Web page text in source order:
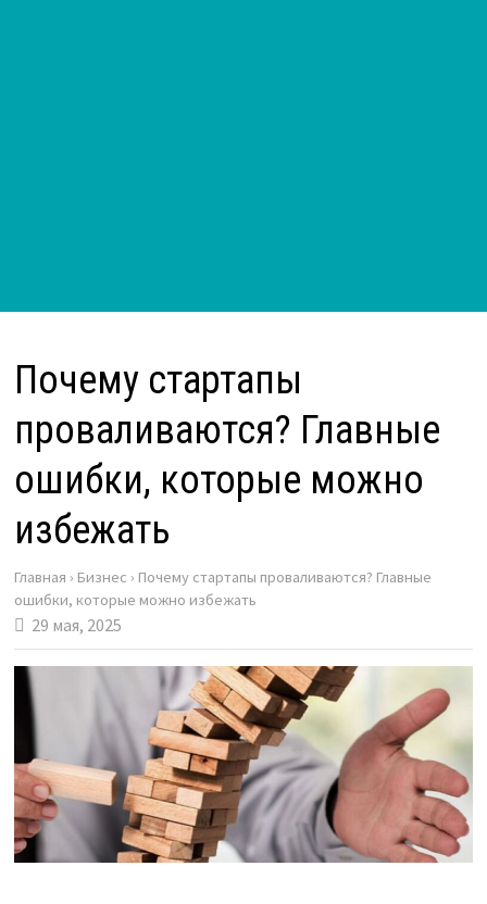
Почему стартапы
проваливаются? Главные
ошибки, которые можно
избежать
Главная › Бизнес › Почему стартапы проваливаются? Главные
ошибки, которые можно избежать
29 мая, 2025